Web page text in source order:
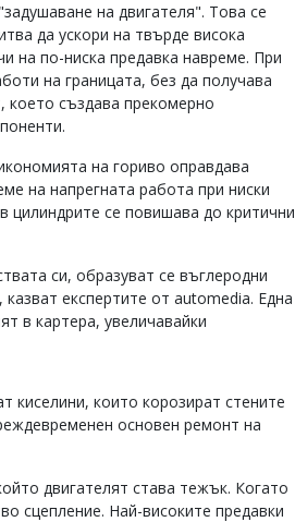
на двигателя". Това се
да ускори на твърде висока
на по-ниска предавка навреме. При
на границата, без да получава
създава прекомерно
на гориво оправдава
на напрегната работа при ниски
цилиндрите се повишава до критични
си, образуват се въглеродни
експертите от automedia. Една
в картера, увеличавайки
киселини, които корозират стените
основен ремонт на
двигателят става тежък. Когато
сцепление. Най-високите предавки